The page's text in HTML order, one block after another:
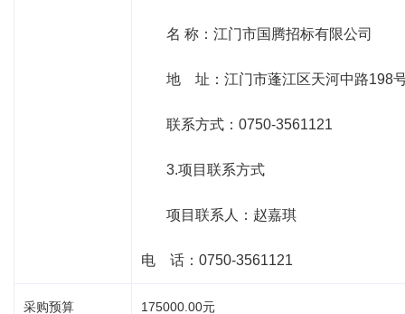
名 称：江门市国腾招标有限公司
地 址：江门市蓬江区天河中路198
联系方式： 0750-3561121
3.项目联系方式
项目联系人：赵嘉琪
电 话： 0750-3561121
采购预算 175000.00元